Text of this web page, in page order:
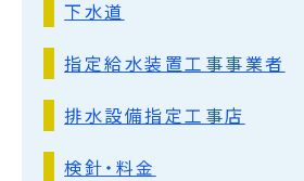
下水道
指定給水装置工事事業者
排水設備指定工事店
検針・料金